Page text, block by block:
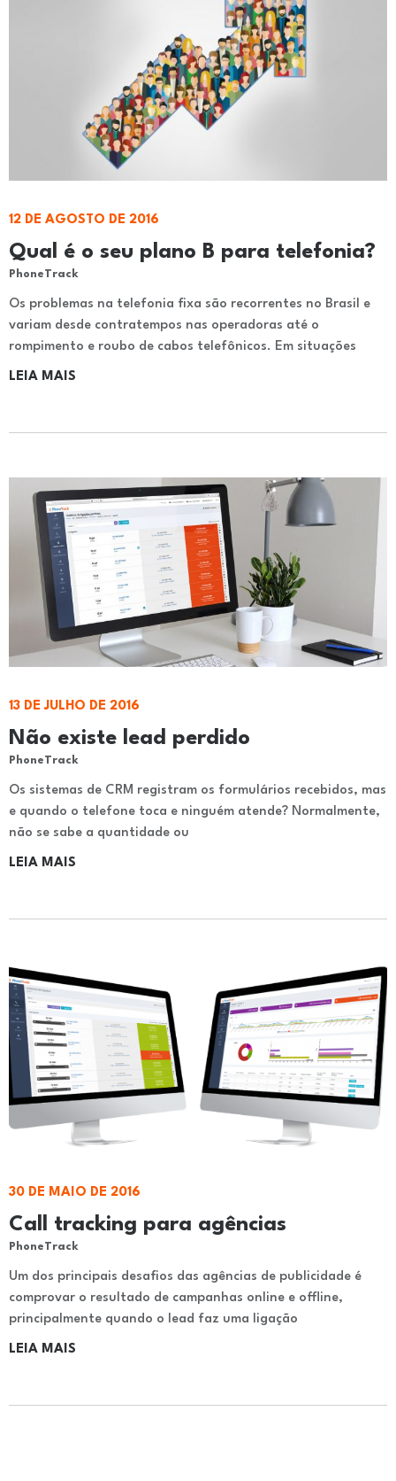
Qual é o seu plano B para telefonia?
PhoneTrack
12 DE AGOSTO DE 2016
Os problemas na telefonia fixa são recorrentes no Brasil e
variam desde contratempos nas operadoras até o
rompimento e roubo de cabos telefônicos. Em situações
LEIA MAIS
Não existe lead perdido
PhoneTrack
13 DE JULHO DE 2016
Os sistemas de CRM registram os formulários recebidos, mas
e quando o telefone toca e ninguém atende? Normalmente,
não se sabe a quantidade ou
LEIA MAIS
Call tracking para agências
PhoneTrack
30 DE MAIO DE 2016
Um dos principais desafios das agências de publicidade é
comprovar o resultado de campanhas online e offline,
principalmente quando o lead faz uma ligação
LEIA MAIS